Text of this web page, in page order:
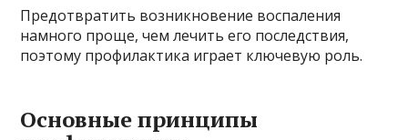
Предотвратить возникновение воспаления
намного проще, чем лечить его последствия,
поэтому профилактика играет ключевую роль.
Основные принципы